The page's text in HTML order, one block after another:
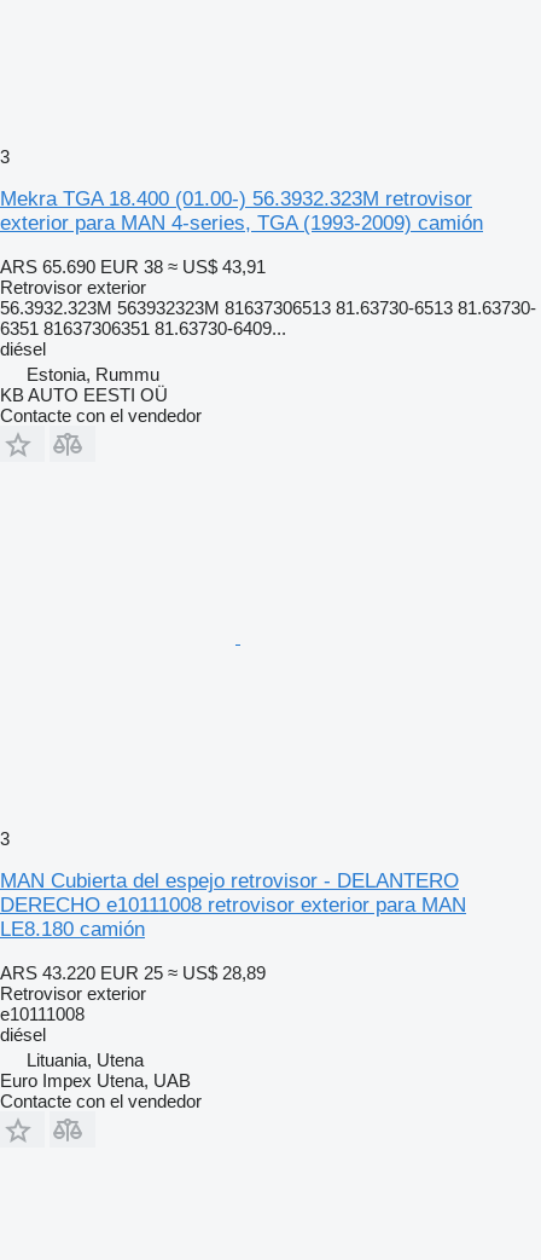
3
Mekra TGA 18.400 (01.00-) 56.3932.323M retrovisor
exterior para MAN 4-series, TGA (1993-2009) camión
ARS 65.690 EUR 38 ≈ US$ 43,91
Retrovisor exterior
56.3932.323M 563932323M 81637306513 81.63730-6513 81.63730-
6351 81637306351 81.63730-6409...
diésel
Estonia, Rummu
KB AUTO EESTI OÜ
Contacte con el vendedor
3
MAN Cubierta del espejo retrovisor - DELANTERO
DERECHO e10111008 retrovisor exterior para MAN
LE8.180 camión
ARS 43.220 EUR 25 ≈ US$ 28,89
Retrovisor exterior
e10111008
diésel
Lituania, Utena
Euro Impex Utena, UAB
Contacte con el vendedor